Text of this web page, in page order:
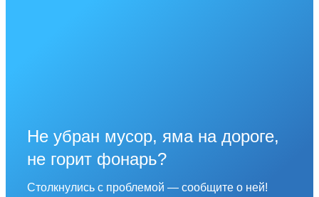
Не убран мусор, яма на дороге,
не горит фонарь?
Столкнулись с проблемой — сообщите о ней!